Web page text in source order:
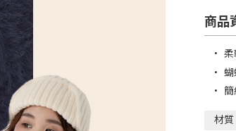
商品
•
•
•
材質